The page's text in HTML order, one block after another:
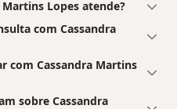
Lopes atende?
com Cassandra
com Cassandra Martins
sobre Cassandra